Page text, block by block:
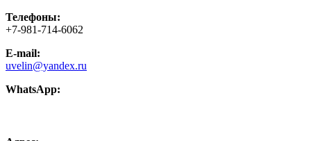
Телефоны:
+7-981-714-6062
E-mail:
uvelin@yandex.ru
WhatsApp: